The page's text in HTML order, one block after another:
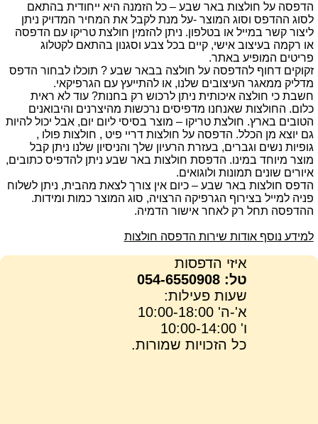
הדפסה על חולצות באר שבע – כל הזמנה היא ייחודית בהתאם
לסוג ההדפס וסוג המוצר -על מנת לקבל את המחיר המדויק ניתן
ליצור קשר במייל או בטלפון. ניתן להזמין חולצת טריקו עם הדפסה
או רקמה בעיצוב אישי, קיים בכל צבע וסגנון בהתאם לקטלוג
פריטים המופיע באתר.
זקוקים דחוף להדפסה על חולצה בבאר שבע ? תוכלו לבחור הדפס
מדליק ממאגר העיצובים שלנו, או להתייעץ עם הגרפיקאי.
חשבת כי חולצה איכותית ניתן לרכוש רק בחנות? עוד לא ראית
כלום. החולצות שאנחנו מדפיסים נרכשות מהיצרנים והיבואנים
הטובים בארץ. חולצת טריקו – מוצר בסיסי ליום יום, אבל יכול להיות
גם יוצא מן הכלל. הדפסה על חולצות דריי פיט , חולצות פולו ,
גופיות נשים וגברים, בעזרת הרעיון שלך והניסיון שלנו ניתן קבל
מוצר מיוחד במינו. הדפסת חולצות באר שבע ניתן להדפיס כתובים,
איורים שונים תמונות ולוגואים.
הדפס חולצות באר שבע – כיום אין צורך לצאת מהבית, ניתן לשלוח
פניה למייל בצירוף הגרפיקה הרצויה, סוג המוצר כמות ומידות.
ההדפסה תחל רק לאחר אישור הדמיה.
למידע נוסף אודות שירות הדפסה חולצות
איזי הדפסות
טל: 054-6550908
שעות פעילות:
א'-ה' 10:00-18:00
ו' 10:00-14:00
כל הזכויות שמורות.